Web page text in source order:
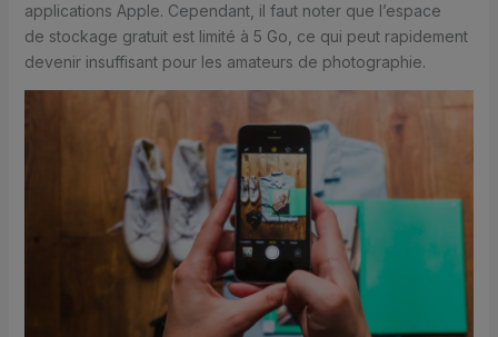
applications Apple. Cependant, il faut noter que l’espace
de stockage gratuit est limité à 5 Go, ce qui peut rapidement
devenir insuffisant pour les amateurs de photographie.